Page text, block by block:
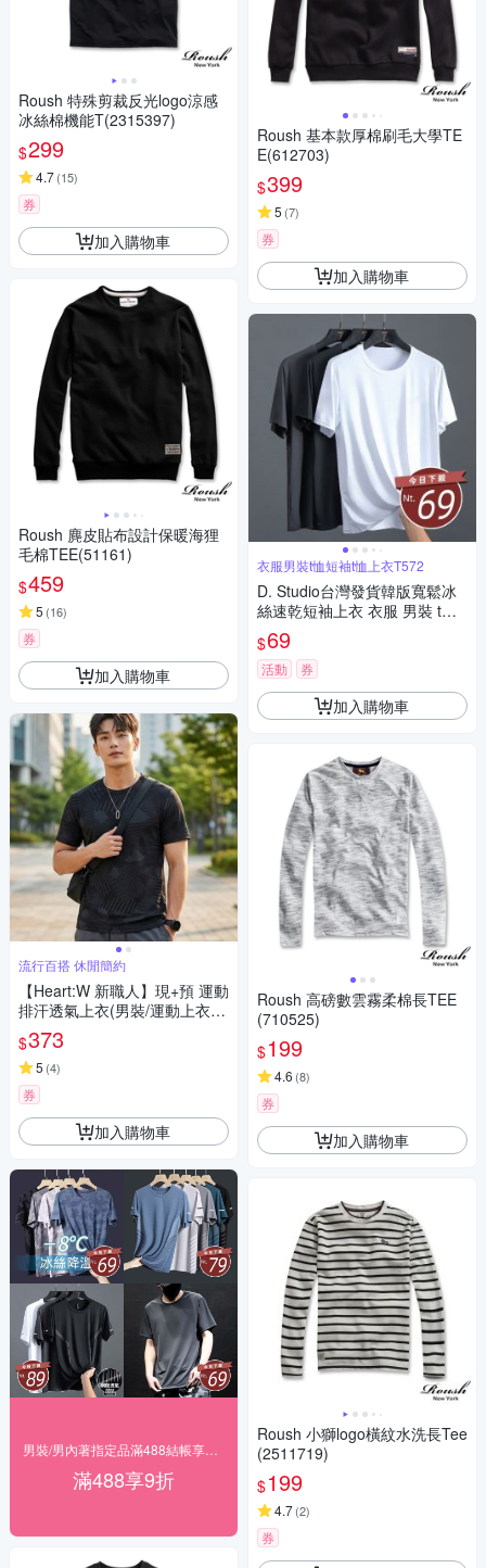
Roush 特殊剪裁反光logo涼感
冰絲棉機能T(2315397)
$299
4.7(15)
券
加入購物車
Roush 麂皮貼布設計保暖海狸
毛棉TEE(51161)
$459
5 (16)
券
加入購物車
流行百搭 休閒簡約
【Heart:W 新職人】現+預 運動
排汗透氣上衣(男裝/運動上衣/
排汗衫/百搭/T恤)
$373
5 (4)
券
加入購物車
滿488享9折
Roush 基本款厚棉刷毛大學TE
E(612703)
$399
5 (7)
券
加入購物車
衣服男裝t恤短袖t恤上衣T572
D. Studio台灣發貨韓版寬鬆冰
絲速乾短袖上衣 衣服 男裝 t
恤 短袖t恤 上衣T572
$69
活動 券
加入購物車
Roush 高磅數雲霧柔棉長TEE
(710525)
$199
4.6 (8)
券
加入購物車
Roush 小獅logo橫紋水洗長Tee
(2511719)
$199
4.7(2)
券